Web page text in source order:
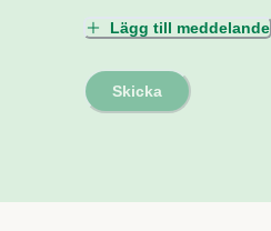
Lägg till meddelande
Skicka